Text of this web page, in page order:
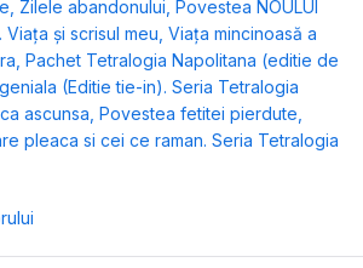
Zilele abandonului
Povestea NOULUI
Viața și scrisul meu Viața mincinoasă a
Pachet Tetralogia Napolitana (editie de
(Editie tie-in). Seria Tetralogia
ascunsa Povestea fetitei pierdute
pleaca si cei ce raman. Seria Tetralogia